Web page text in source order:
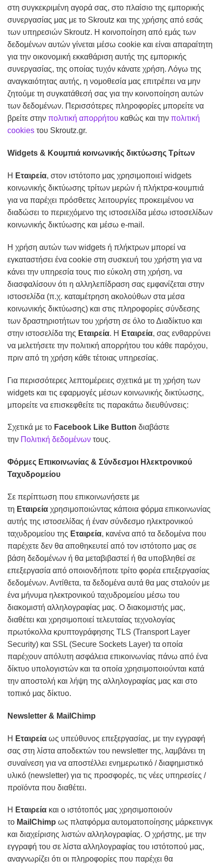
στη συγκεκριμένη αγορά σας, στο πλαίσιο της εμπορικής
συνεργασίας μας με το Skroutz και της χρήσης από εσάς
των υπηρεσιών Skroutz. Η κοινοποίηση από εμάς των
δεδομένων αυτών γίνεται μέσω cookie και είναι απαραίτητη
για την οικονομική εκκαθάριση αυτής της εμπορικής
συνεργασίας, της οποίας τυχόν κάνατε χρήση. Λόγω της
αναγκαιότητας αυτής, η νομοθεσία μας επιτρέπει να μην
ζητούμε τη συγκατάθεσή σας για την κοινοποίηση αυτών
των δεδομένων. Περισσότερες πληροφορίες μπορείτε να
βρείτε στην πολιτική απορρήτου καθώς και την πολιτική
cookies του Skroutz.gr.
Widgets & Κουμπιά κοινωνικής δικτύωσης Τρίτων
Η Εταιρεία, στον ιστότοπο μας χρησιμοποιεί widgets
κοινωνικής δικτύωσης τρίτων μερών ή πλήκτρα-κουμπιά
για να παρέχει πρόσθετες λειτουργίες προκειμένου να
διαδώσει το περιεχόμενο της ιστοσελίδα μέσω ιστοσελίδων
κοινωνικής δικτύωσης και μέσω e-mail.
Η χρήση αυτών των widgets ή πλήκτρων μπορεί να
εγκαταστήσει ένα cookie στη συσκευή του χρήστη για να
κάνει την υπηρεσία τους πιο εύκολη στη χρήση, να
διασφαλίσουν ότι η αλληλεπίδραση σας εμφανίζεται στην
ιστοσελίδα (π.χ. καταμέτρηση ακολούθων στα μέσα
κοινωνικής δικτύωσης) και στις πληροφορίες σύνδεσης
των δραστηριοτήτων του χρήστη σε όλο το Διαδίκτυο και
στην ιστοσελίδα της Εταιρεία. Η Εταιρεία, σας ενθαρρύνει
να μελετήσετε την πολιτική απορρήτου του κάθε παρόχου,
πριν από τη χρήση κάθε τέτοιας υπηρεσίας.
Για περισσότερες λεπτομέρειες σχετικά με τη χρήση των
widgets και τις εφαρμογές μέσων κοινωνικής δικτύωσης,
μπορείτε να επισκεφθείτε τις παρακάτω διευθύνσεις:
Σχετικά με το Facebook Like Button διαβάστε
την Πολιτική δεδομένων τους.
Φόρμες Επικοινωνίας & Σύνδεσμοι Ηλεκτρονικού
Ταχυδρομείου
Σε περίπτωση που επικοινωνήσετε με
τη Εταιρεία χρησιμοποιώντας κάποια φόρμα επικοινωνίας
αυτής της ιστοσελίδας ή έναν σύνδεσμο ηλεκτρονικού
ταχυδρομείου της Εταιρεία, κανένα από τα δεδομένα που
παρέχετε δεν θα αποθηκευτεί από τον ιστότοπο μας σε
βάση δεδομένων ή θα μεταβιβαστεί ή θα υποβληθεί σε
επεξεργασία από οποιονδήποτε τρίτο φορέα επεξεργασίας
δεδομένων. Αντίθετα, τα δεδομένα αυτά θα μας σταλούν με
ένα μήνυμα ηλεκτρονικού ταχυδρομείου μέσω του
διακομιστή αλληλογραφίας μας. Ο διακομιστής μας,
διαθέτει και χρησιμοποιεί τελευταίας τεχνολογίας
πρωτόκολλα κρυπτογράφησης TLS (Transport Layer
Security) και SSL (Secure Sockets Layer) τα οποία
παρέχουν απόλυτη ασφάλεια επικοινωνίας πάνω από ένα
δίκτυο υπολογιστών και τα οποία χρησιμοποιούνται κατά
την αποστολή και λήψη της αλληλογραφίας μας και στο
τοπικό μας δίκτυο.
Newsletter & MailChimp
Η Εταιρεία ως υπεύθυνος επεξεργασίας, με την εγγραφή
σας στη λίστα αποδεκτών του newsletter της, λαμβάνει τη
συναίνεση για να αποστέλλει ενημερωτικό / διαφημιστικό
υλικό (newsletter) για τις προσφορές, τις νέες υπηρεσίες /
προϊόντα που διαθέτει.
Η Εταιρεία και ο ιστότοπός μας χρησιμοποιούν
το MailChimp ως πλατφόρμα αυτοματοποίησης μάρκετινγκ
και διαχείρισης λιστών αλληλογραφίας. Ο χρήστης, με την
εγγραφή του σε λίστα αλληλογραφίας του ιστότοπού μας,
αναγνωρίζει ότι οι πληροφορίες που παρέχει θα